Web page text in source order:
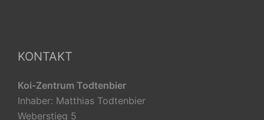
KONTAKT
Koi-Zentrum Todtenbier
Inhaber: Matthias Todtenbier
Weberstieg 5